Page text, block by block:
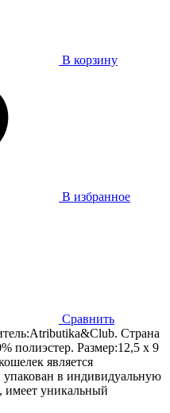
В корзину
В избранное
Сравнить
Страна
полиэстер. Размер:12,5 х 9
является
в индивидуальную
имеет уникальный